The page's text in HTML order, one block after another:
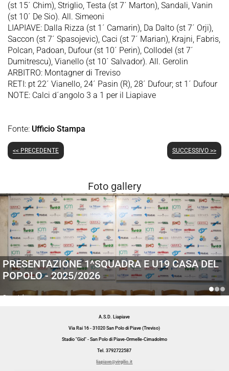
(st 15´ Chim), Striglio, Testa (st 7´ Marton), Sandali, Vanin
(st 10´ De Sio). All. Simeoni
LIAPIAVE: Dalla Rizza (st 1´ Camarin), Da Dalto (st 7´ Orji),
Saccon (st 7´ Spasojevic), Caci (st 7´ Marian), Krajni, Fabris,
Polcan, Padoan, Dufour (st 10´ Perin), Collodel (st 7´
Dumitrescu), Vianello (st 10´ Salvador). All. Gerolin
ARBITRO: Montagner di Treviso
RETI: pt 22´ Vianello, 24´ Pasin (R), 28´ Dufour; st 1´ Dufour
NOTE: Calci d´angolo 3 a 1 per il Liapiave
Fonte: Ufficio Stampa
<< PRECEDENTE SUCCESSIVO >>
Foto gallery
PRESENTAZIONE 1^SQUADRA E U19 CASA DEL
POPOLO - 2025/2026
Generiche
A.S.D. Liapiave
Via Rai 16 - 31020 San Polo di Piave (Treviso)
Stadio "Giol" - San Polo di Piave-Ormelle-Cimadolmo
Tel. 3792722587
liapiave@virgilio.it